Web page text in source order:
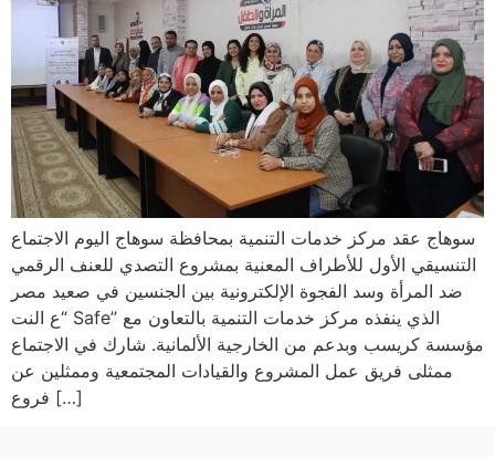
سوهاج عقد مركز خدمات التنمية بمحافظة سوهاج اليوم الاجتماع
التنسيقي الأول للأطراف المعنية بمشروع التصدي للعنف الرقمي
ضد المرأة وسد الفجوة الإلكترونية بين الجنسين في صعيد مصر
“ع النت Safe” الذي ينفذه مركز خدمات التنمية بالتعاون مع
مؤسسة كريسب وبدعم من الخارجية الألمانية. شارك في الاجتماع
ممثلى فريق عمل المشروع والقيادات المجتمعية وممثلين عن
فروع […]